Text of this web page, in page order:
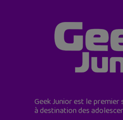
Geek Junior est le
à destination des